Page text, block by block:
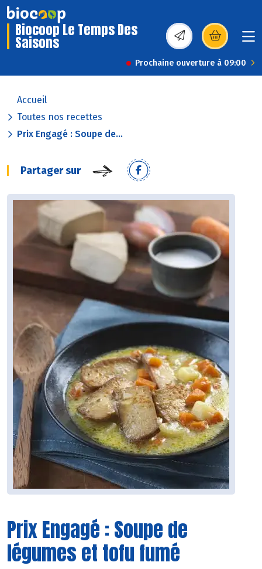
Biocoop Le Temps Des
Saisons (s’ouvre dans une
Prochaine ouverture à 09:00
Accueil
Toutes nos recettes
Prix Engagé : Soupe de...
Partager sur
Prix Engagé : Soupe de
légumes et tofu fumé